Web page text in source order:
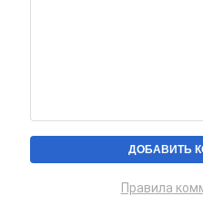
Правила